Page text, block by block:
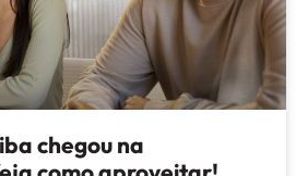
chegou na